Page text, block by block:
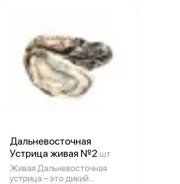
Дальневосточная
Устрица живая №2 шт
Живая Дальневосточная
устрица – это дикий